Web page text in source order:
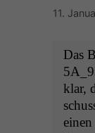
11.
Das
klar,